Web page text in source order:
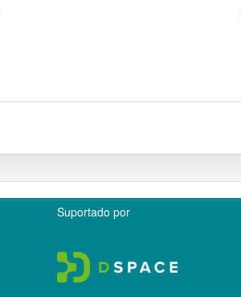
Suportado por